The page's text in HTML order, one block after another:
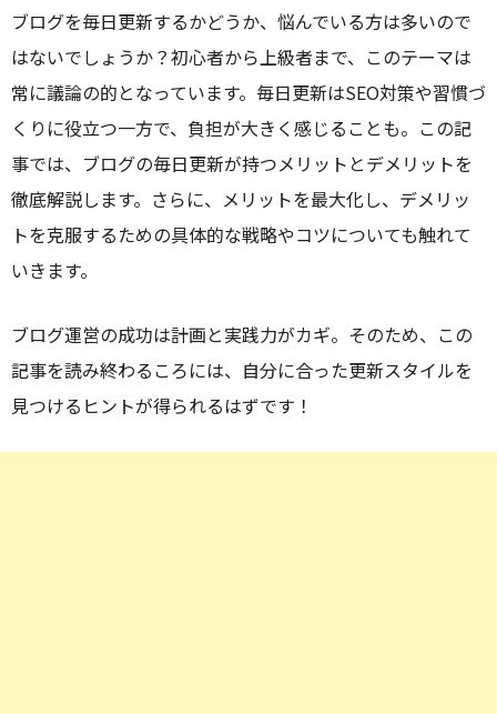
ブログを毎日更新するかどうか、悩んでいる方は多いので
はないでしょうか？初心者から上級者まで、このテーマは
常に議論の的となっています。毎日更新はSEO対策や習慣づ
くりに役立つ一方で、負担が大きく感じることも。この記
事では、ブログの毎日更新が持つメリットとデメリットを
徹底解説します。さらに、メリットを最大化し、デメリッ
トを克服するための具体的な戦略やコツについても触れて
いきます。
ブログ運営の成功は計画と実践力がカギ。そのため、この
記事を読み終わるころには、自分に合った更新スタイルを
見つけるヒントが得られるはずです！